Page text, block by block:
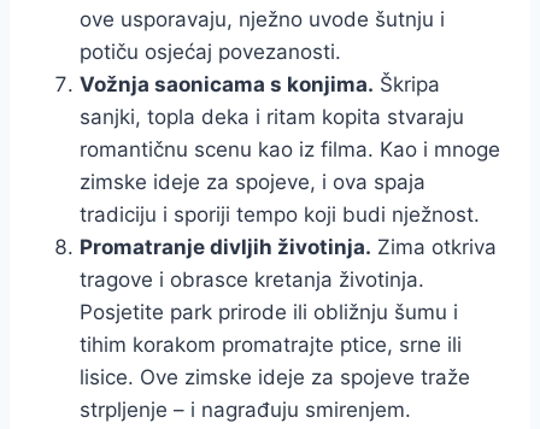
ove usporavaju, nježno uvode šutnju i
potiču osjećaj povezanosti.
Vožnja saonicama s konjima. Škripa
sanjki, topla deka i ritam kopita stvaraju
romantičnu scenu kao iz filma. Kao i mnoge
zimske ideje za spojeve, i ova spaja
tradiciju i sporiji tempo koji budi nježnost.
Promatranje divljih životinja. Zima otkriva
tragove i obrasce kretanja životinja.
Posjetite park prirode ili obližnju šumu i
tihim korakom promatrajte ptice, srne ili
lisice. Ove zimske ideje za spojeve traže
strpljenje – i nagrađuju smirenjem.